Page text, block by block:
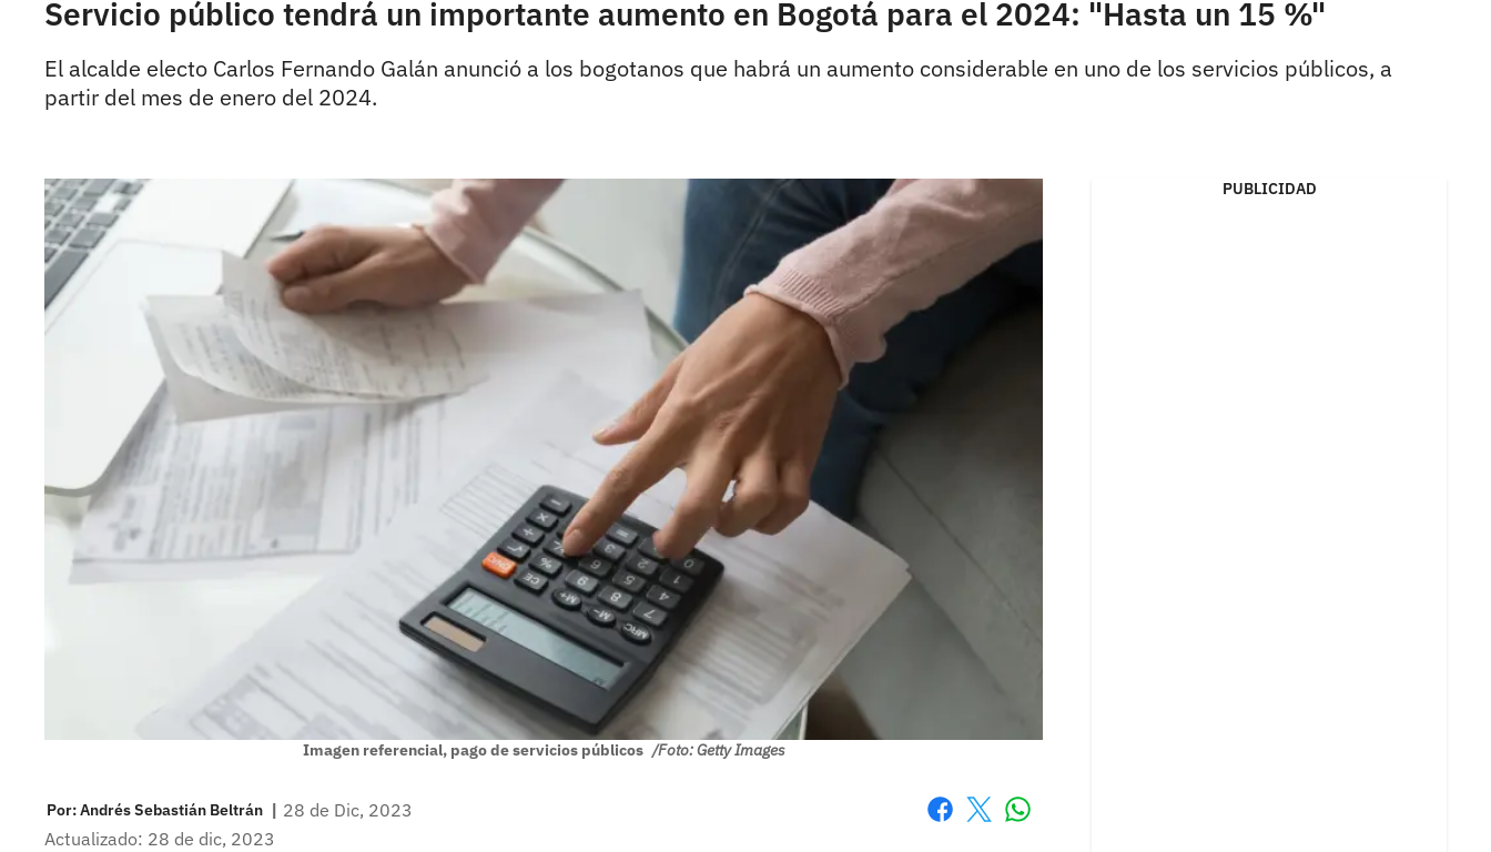
Servicio público tendrá un importante aumento en Bogotá para el 2024: "Hasta un 15 %"
El alcalde electo Carlos Fernando Galán anunció a los bogotanos que habrá un aumento considerable en uno de los servicios públicos, a
partir del mes de enero del 2024.
Imagen referencial, pago de servicios públicos /Foto: Getty Images
Por:Andrés Sebastián Beltrán | 28 de Dic, 2023
Actualizado: 28 de dic, 2023
PUBLICIDAD